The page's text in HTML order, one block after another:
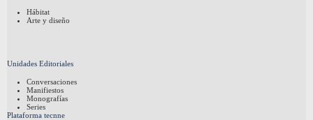
Hábitat
Arte y diseño
Unidades Editoriales
Conversaciones
Manifiestos
Monografías
Series
Plataforma tecnne